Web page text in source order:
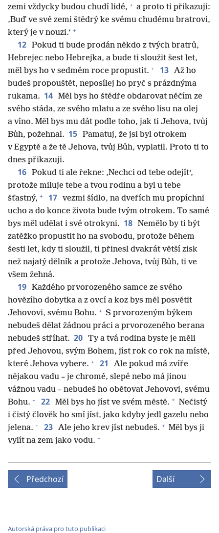
zemi vždycky budou chudí lidé, + a proto ti přikazuji:
‚Buď ve své zemi štědrý ke svému chudému bratrovi,
který je v nouzi.‘ +
12 Pokud ti bude prodán někdo z tvých bratrů,
Hebrejec nebo Hebrejka, a bude ti sloužit šest let,
měl bys ho v sedmém roce propustit. + 13 Až ho
budeš propouštět, neposílej ho pryč s prázdnýma
rukama. 14 Měl bys ho štědře obdarovat něčím ze
svého stáda, ze svého mlatu a ze svého lisu na olej
a víno. Měl bys mu dát podle toho, jak ti Jehova, tvůj
Bůh, požehnal. 15 Pamatuj, že jsi byl otrokem
v Egyptě a že tě Jehova, tvůj Bůh, vyplatil. Proto ti to
dnes přikazuji.
16 Pokud ti ale řekne: ‚Nechci od tebe odejít‘,
protože miluje tebe a tvou rodinu a byl u tebe
šťastný, + 17 vezmi šídlo, na dveřích mu propíchni
ucho a do konce života bude tvým otrokem. To samé
bys měl udělat i své otrokyni. 18 Nemělo by ti být
zatěžko propustit ho na svobodu, protože během
šesti let, kdy ti sloužil, ti přinesl dvakrát větší zisk
než najatý dělník a protože Jehova, tvůj Bůh, ti ve
všem žehná.
19 Každého prvorozeného samce ze svého
hovězího dobytka a z ovcí a koz bys měl posvětit
Jehovovi, svému Bohu. + S prvorozeným býkem
nebudeš dělat žádnou práci a prvorozeného berana
nebudeš stříhat. 20 Ty a tvá rodina byste je měli
před Jehovou, svým Bohem, jíst rok co rok na místě,
které Jehova vybere. + 21
Ale pokud má zvíře
nějakou vadu – je chromé, slepé nebo má jinou
vážnou vadu – nebudeš ho obětovat Jehovovi, svému
Bohu. + 22 Měl bys ho jíst ve svém městě. * Nečistý
i čistý člověk ho smí jíst, jako kdyby jedl gazelu nebo
jelena. + 23 Ale jeho krev jíst nebudeš. + Měl bys ji
vylít na zem jako vodu. +
Předchozí Další
Autorská práva pro tuto publikaci